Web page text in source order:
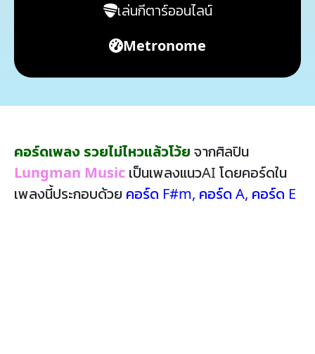
เล่นกีตาร์ออนไลน์
Metronome
คอร์ดเพลง รวยไม่ไหวแล้วโว้ย จากศิลปิน
Lungman Music เป็นเพลงแนวAI โดยคอร์ดใน
เพลงนี้ประกอบด้วย คอร์ด F#m, คอร์ด A, คอร์ด E